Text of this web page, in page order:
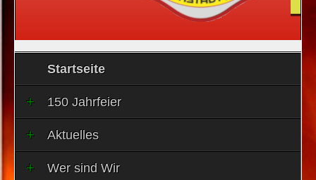
Startseite
150 Jahrfeier
Aktuelles
Wer sind Wir